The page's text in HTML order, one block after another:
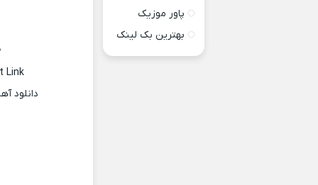
Link
دانلود
پاور موزیک
بهترین بک لینک